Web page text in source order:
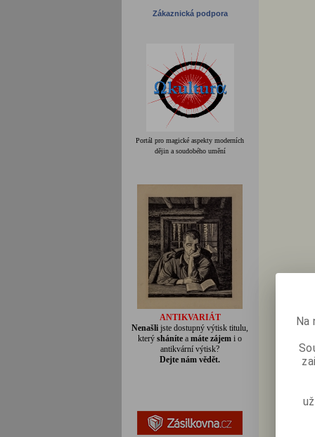
Zákaznická podpora
Portál pro magické aspekty moderních
dějin a soudobého umění
ANTIKVARIÁT
Nenašli jste dostupný výtisk titulu,
který sháníte a máte zájem i o
antikvární výtisk?
Dejte nám vědět.
Na